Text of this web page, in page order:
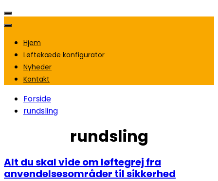
Hjem
Løftekæde konfigurator
Nyheder
Kontakt
Forside
rundsling
rundsling
Alt du skal vide om løftegrej fra
anvendelsesområder til sikkerhed